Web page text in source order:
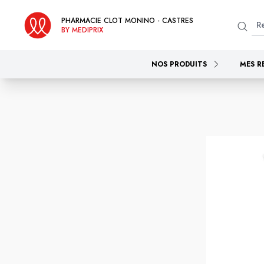
PHARMACIE CLOT MONINO - CASTRES
BY MEDIPRIX
NOS PRODUITS MES